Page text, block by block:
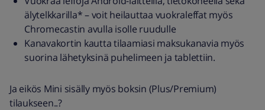
älytelkkarilla* – voit heilauttaa vuokraleffat myös
Chromecastin avulla isolle ruudulle
Kanavakortin kautta tilaamiasi maksukanavia myös
suorina lähetyksinä puhelimeen ja tablettiin.
Ja eikös Mini sisälly myös boksin (Plus/Premium)
tilaukseen..?